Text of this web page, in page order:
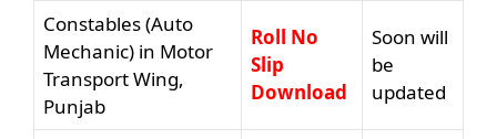
Constables (Auto
Mechanic) in Motor
Transport Wing,
Punjab
Roll No
Slip
Download
Soon will
be
updated